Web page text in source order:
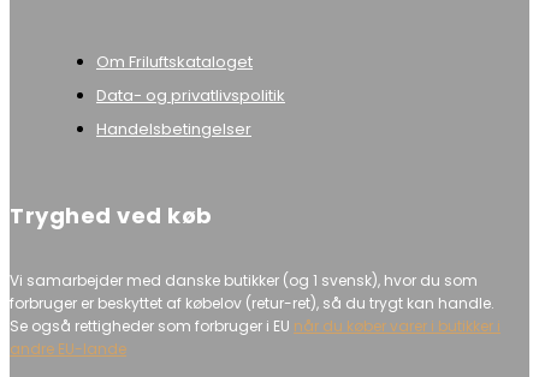
Om Friluftskataloget
Data- og privatlivspolitik
Handelsbetingelser
Tryghed ved køb
Vi samarbejder med danske butikker (og 1 svensk), hvor du som
forbruger er beskyttet af købelov (retur-ret), så du trygt kan handle.
Se også rettigheder som forbruger i EU når du køber varer i butikker i
andre EU-lande